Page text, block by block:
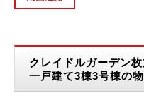
クレイドルガーデン
一戸建て3棟3号棟の